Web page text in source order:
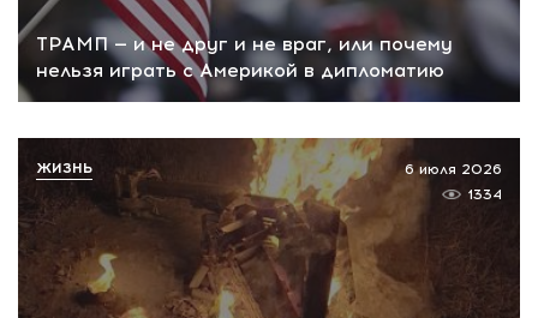
ТРАМП — и не друг и не враг, или почему
нельзя играть с Америкой в дипломатию
6 июля 2026
1334
ЖИЗНЬ